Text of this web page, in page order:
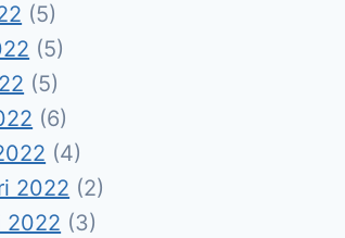
(5)
(5)
(5)
(6)
(4)
2022 (2)
2022 (3)